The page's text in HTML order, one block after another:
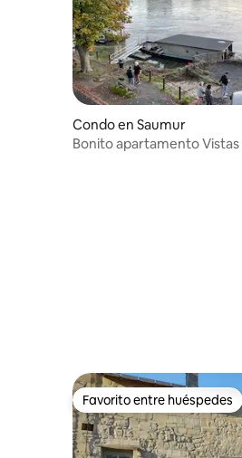
Condo en Saumur
Bonito apartamento Vistas al castillo y al
Favorito entre huéspedes
Favorito entre huéspedes